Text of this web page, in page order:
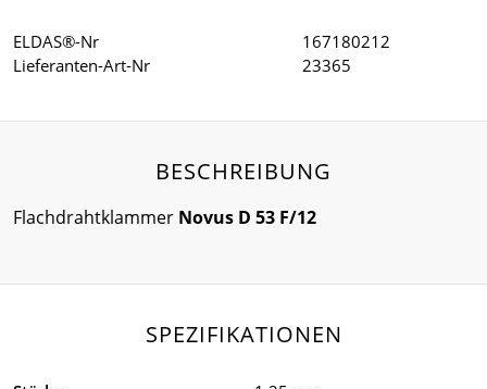
ELDAS®-Nr
167180212
Lieferanten-Art-Nr
23365
BESCHREIBUNG
Flachdrahtklammer Novus D 53 F/12
SPEZIFIKATIONEN